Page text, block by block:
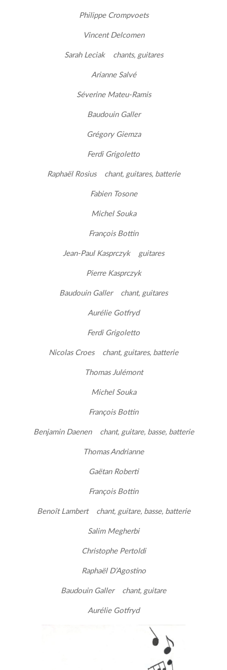
Philippe Crompvoets
Vincent Delcomen
Sarah Leciak chants, guitares
Arianne Salvé
Séverine Mateu-Ramis
Baudouin Galler
Grégory Giemza
Ferdi Grigoletto
Raphaël Rosius chant, guitares, batterie
Fabien Tosone
Michel Souka
François Bottin
Jean-Paul Kasprczyk guitares
Pierre Kasprczyk
Baudouin Galler chant, guitares
Aurélie Gotfryd
Ferdi Grigoletto
Nicolas Croes chant, guitares, batterie
Thomas Julémont
Michel Souka
François Bottin
Benjamin Daenen chant, guitare, basse, batterie
Thomas Andrianne
Gaëtan Roberti
François Bottin
Benoît Lambert chant, guitare, basse, batterie
Salim Megherbi
Christophe Pertoldi
Raphaël D’Agostino
Baudouin Galler chant, guitare
Aurélie Gotfryd